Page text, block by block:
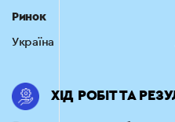
Ринок
Україна
ХІД РОБІТ ТА